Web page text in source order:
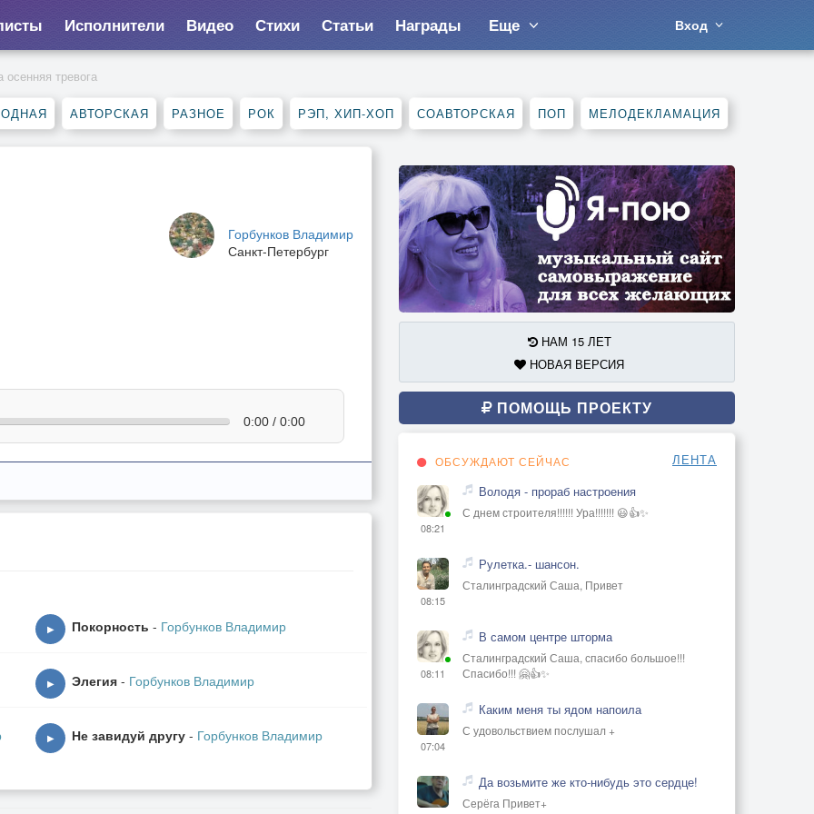
Исполнители Видео Стихи Статьи Награды Еще Вход
осенняя тревога
АВТОРСКАЯ РАЗНОЕ РОК РЭП, ХИП-ХОП СОАВТОРСКАЯ ПОП МЕЛОДЕКЛАМАЦИЯ
Горбунков Владимир
Санкт-Петербург
0:00 / 0:00
▶ Покорность - Горбунков Владимир
▶ Элегия - Горбунков Владимир
▶ Не завидуй другу - Горбунков Владимир
НАМ 15 ЛЕТ
НОВАЯ ВЕРСИЯ
ПОМОЩЬ ПРОЕКТУ
ОБСУЖДАЮТ СЕЙЧАС ЛЕНТА
08:21
Володя - прораб настроения
С днем строителя!!!!!! Ура!!!!!!! 😃👍✨
08:15
Рулетка.- шансон.
Сталинградский Саша, Привет
08:11
В самом центре шторма
Сталинградский Саша, спасибо большое!!!
Спасибо!!! 🤗👍✨
07:04
Каким меня ты ядом напоила
С удовольствием послушал +
Да возьмите же кто-нибудь это сердце!
Серёга Привет+